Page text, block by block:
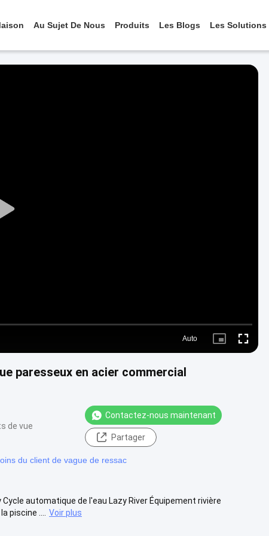
Au Sujet De Nous Produits Les Blogs Les Solutions
Play
Auto
Picture- Fullscreen
paresseux en acier commercial
de vue
Contactez-nous maintenant
Partager
du client de vague de ressac
automatique de l'eau Lazy River Équipement rivière
piscine ....
Voir plus